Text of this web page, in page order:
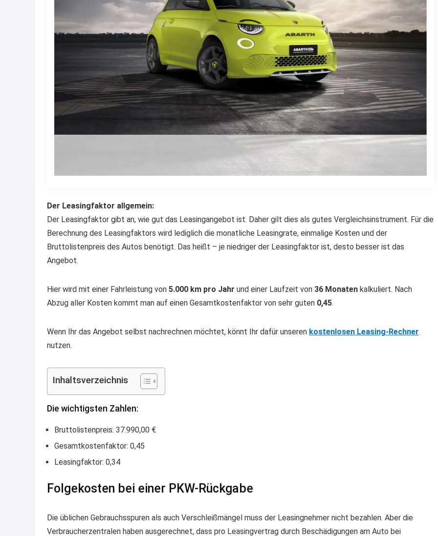
Der Leasingfaktor allgemein:
Der Leasingfaktor gibt an, wie gut das Leasingangebot ist. Daher gilt dies als gutes Vergleichsinstrument. Für die
Berechnung des Leasingfaktors wird lediglich die monatliche Leasingrate, einmalige Kosten und der
Bruttolistenpreis des Autos benötigt. Das heißt – je niedriger der Leasingfaktor ist, desto besser ist das
Angebot.
Hier wird mit einer Fahrleistung von 5.000 km pro Jahr und einer Laufzeit von 36 Monaten kalkuliert. Nach
Abzug aller Kosten kommt man auf einen Gesamtkostenfaktor von sehr guten 0,45.
Wenn Ihr das Angebot selbst nachrechnen möchtet, könnt Ihr dafür unseren kostenlosen Leasing-Rechner
nutzen.
Inhaltsverzeichnis
Die wichtigsten Zahlen:
Bruttolistenpreis: 37.990,00 €
Gesamtkostenfaktor: 0,45
Leasingfaktor: 0,34
Folgekosten bei einer PKW-Rückgabe
Die üblichen Gebrauchsspuren als auch Verschleißmängel muss der Leasingnehmer nicht bezahlen. Aber die
Verbraucherzentralen haben ausgerechnet, dass pro Leasingvertrag durch Beschädigungen am Auto bei